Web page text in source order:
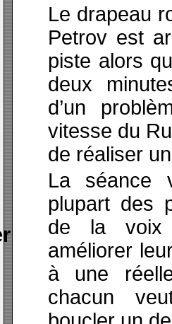
Le drapeau
Petrov est
piste alors
deux
d’un
vitesse du
de réaliser
La séance
plupart des
de la voix
améliorer
à une
chacun